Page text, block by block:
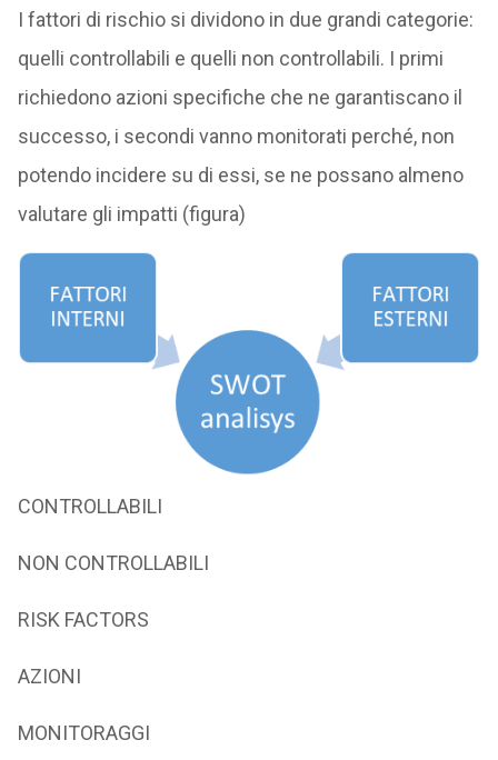
I fattori di rischio si dividono in due grandi categorie:
quelli controllabili e quelli non controllabili. I primi
richiedono azioni specifiche che ne garantiscano il
successo, i secondi vanno monitorati perché, non
potendo incidere su di essi, se ne possano almeno
valutare gli impatti (figura)
CONTROLLABILI
NON CONTROLLABILI
RISK FACTORS
AZIONI
MONITORAGGI